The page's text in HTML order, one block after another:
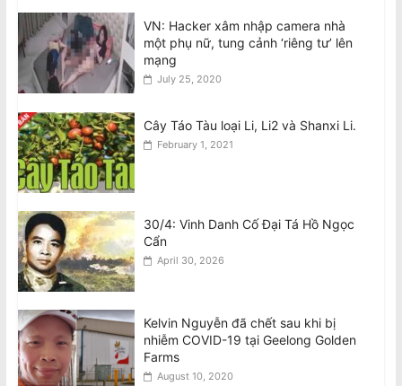
Biểu Tình Phản Đối Chuyến Công Du
của Tô Lâm tại Úc, T.Bảy 8/8 @2pm
trước Tòa Nhà Quốc Hội VIC
VN: Hacker xâm nhập camera nhà
một phụ nữ, tung cảnh ‘riêng tư’ lên
mạng
July 25, 2020
Cây Táo Tàu loại Li, Li2 và Shanxi Li.
February 1, 2021
30/4: Vinh Danh Cố Đại Tá Hồ Ngọc
Cẩn
April 30, 2026
Kelvin Nguyễn đã chết sau khi bị
nhiễm COVID-19 tại Geelong Golden
Farms
August 10, 2020